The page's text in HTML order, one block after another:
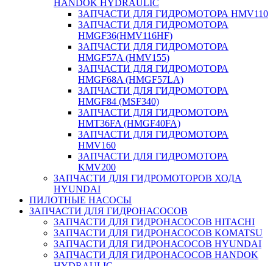
HANDOK HYDRAULIC
ЗАПЧАСТИ ДЛЯ ГИДРОМОТОРА HMV110
ЗАПЧАСТИ ДЛЯ ГИДРОМОТОРА
HMGF36(HMV116HF)
ЗАПЧАСТИ ДЛЯ ГИДРОМОТОРА
HMGF57A (HMV155)
ЗАПЧАСТИ ДЛЯ ГИДРОМОТОРА
HMGF68A (HMGF57LA)
ЗАПЧАСТИ ДЛЯ ГИДРОМОТОРА
HMGF84 (MSF340)
ЗАПЧАСТИ ДЛЯ ГИДРОМОТОРА
HMT36FA (HMGF40FA)
ЗАПЧАСТИ ДЛЯ ГИДРОМОТОРА
HMV160
ЗАПЧАСТИ ДЛЯ ГИДРОМОТОРА
KMV200
ЗАПЧАСТИ ДЛЯ ГИДРОМОТОРОВ ХОДА
HYUNDAI
ПИЛОТНЫЕ НАСОСЫ
ЗАПЧАСТИ ДЛЯ ГИДРОНАСОСОВ
ЗАПЧАСТИ ДЛЯ ГИДРОНАСОСОВ HITACHI
ЗАПЧАСТИ ДЛЯ ГИДРОНАСОСОВ KOMATSU
ЗАПЧАСТИ ДЛЯ ГИДРОНАСОСОВ HYUNDAI
ЗАПЧАСТИ ДЛЯ ГИДРОНАСОСОВ HANDOK